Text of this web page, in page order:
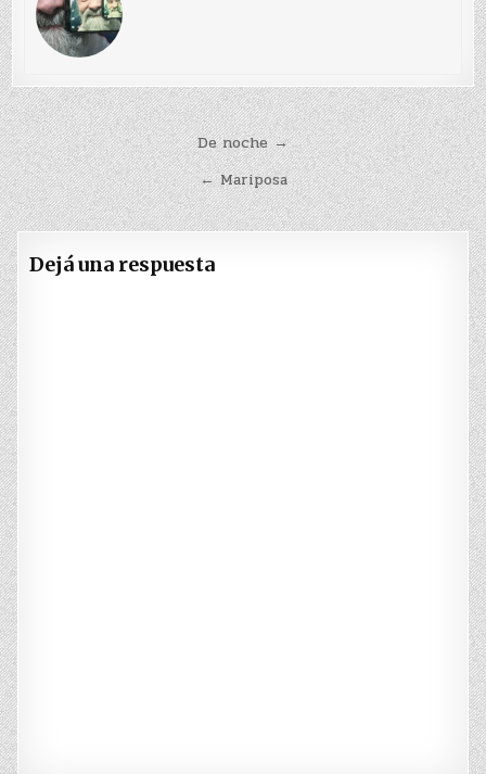
Navegación
de
entradas
De noche →
← Mariposa
Dejá una respuesta